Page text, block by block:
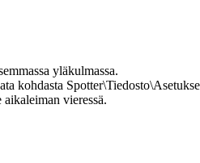
yläkulmassa.
kohdasta
vieressä.